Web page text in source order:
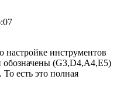
настройке инструментов
обозначены (G3,D4,A4,E5)
есть это полная